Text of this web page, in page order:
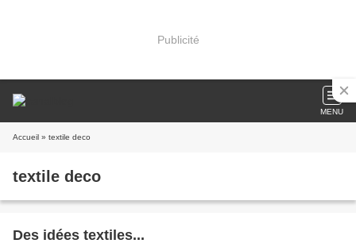
Publicité
MENU
Accueil » textile deco
textile deco
Des idées textiles...